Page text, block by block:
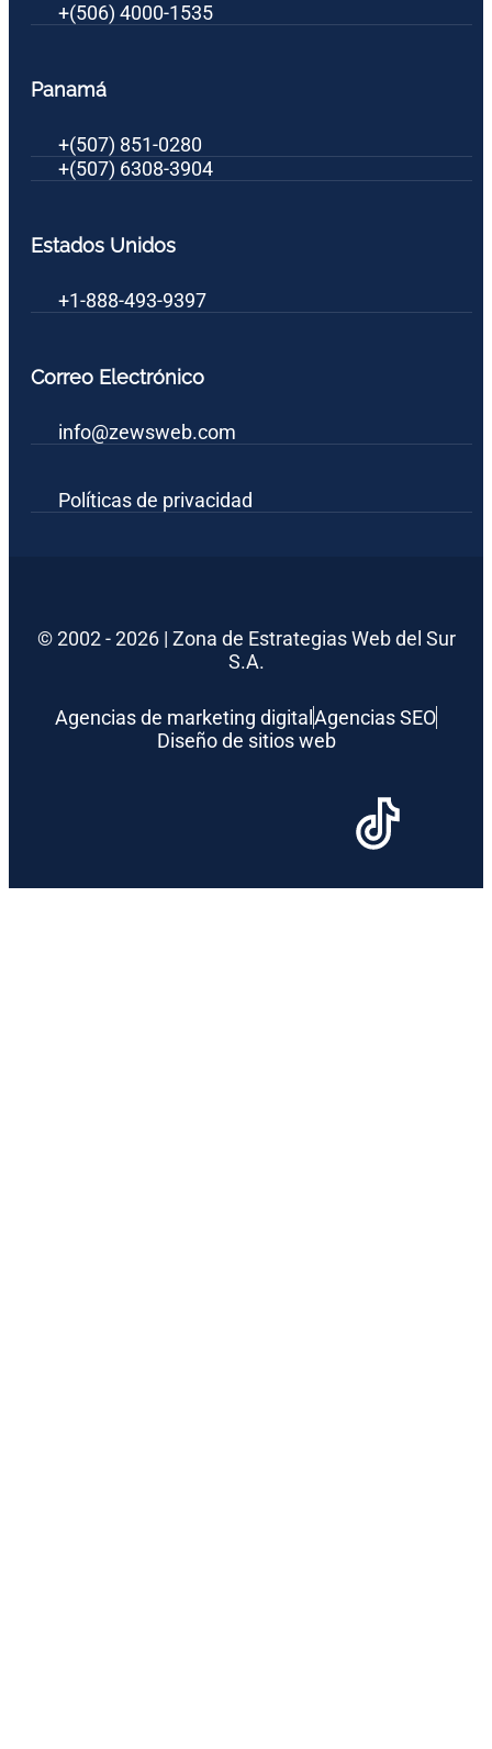
+(506) 4000-1535
Panamá
+(507) 851-0280
+(507) 6308-3904
Estados Unidos
+1-888-493-9397
Correo Electrónico
info@zewsweb.com
Políticas de privacidad
© 2002 - 2026 | Zona de Estrategias Web del Sur
S.A.
Agencias de marketing digital Agencias SEO
Diseño de sitios web